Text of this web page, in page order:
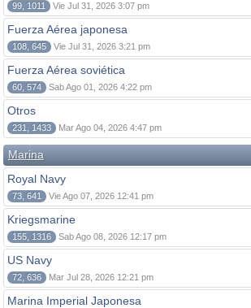
99, 1011 Vie Jul 31, 2026 3:07 pm
Fuerza Aérea japonesa
108, 645 Vie Jul 31, 2026 3:21 pm
Fuerza Aérea soviética
60, 574 Sab Ago 01, 2026 4:22 pm
Otros
231, 1433 Mar Ago 04, 2026 4:47 pm
Marina
Royal Navy
73, 641 Vie Ago 07, 2026 12:41 pm
Kriegsmarine
155, 1316 Sab Ago 08, 2026 12:17 pm
US Navy
72, 636 Mar Jul 28, 2026 12:21 pm
Marina Imperial Japonesa